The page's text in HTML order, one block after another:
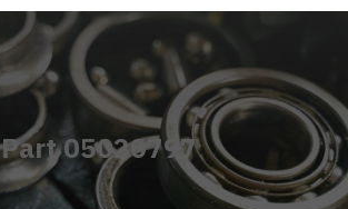
Part 05020797